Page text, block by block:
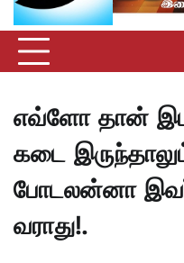
எவ்ளோ தான்
கடை
போடலன்னா
வராது!.